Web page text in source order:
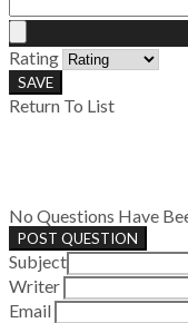
Rating
SAVE
Return To List
No Questions Have
POST QUESTION
Subject
Writer
Email